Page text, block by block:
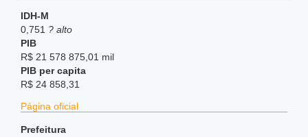
IDH-M
0,751 ? alto
PIB
R$ 21 578 875,01 mil
PIB per capita
R$ 24 858,31
Página oficial
Prefeitura